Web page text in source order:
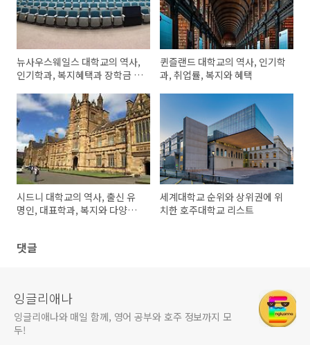
뉴사우스웨일스 대학교의 역사,
인기학과, 복지혜택과 장학금 정
퀸즐랜드 대학교의 역사, 인기학
과, 취업률, 복지와 혜택
시드니 대학교의 역사, 출신 유
명인, 대표학과, 복지와 다양한
세계대학교 순위와 상위권에 위
치한 호주대학교 리스트
댓글
잉글리애나
잉글리애나와 매일 함께, 영어 공부와 호주 정보까지 모
두!